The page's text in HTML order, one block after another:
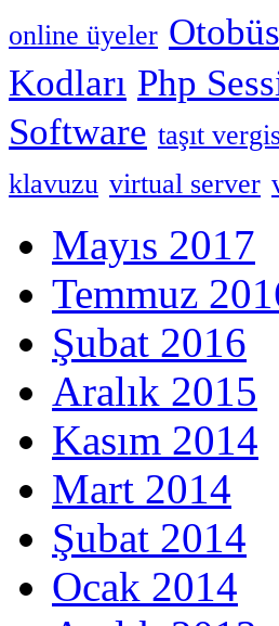
online üyeler
Kodları Php
Software taşıt
klavuzu virtual server
Mayıs 2017
Temmuz
Şubat 2016
Aralık 2015
Kasım 2014
Mart 2014
Şubat 2014
Ocak 2014